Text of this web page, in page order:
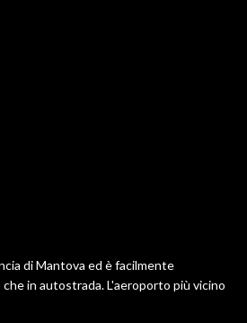
di Mantova ed è facilmente
in autostrada. L'aeroporto più vicino